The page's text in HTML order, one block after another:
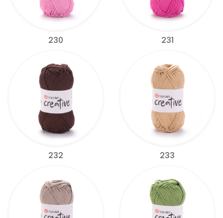
230 231
232 233